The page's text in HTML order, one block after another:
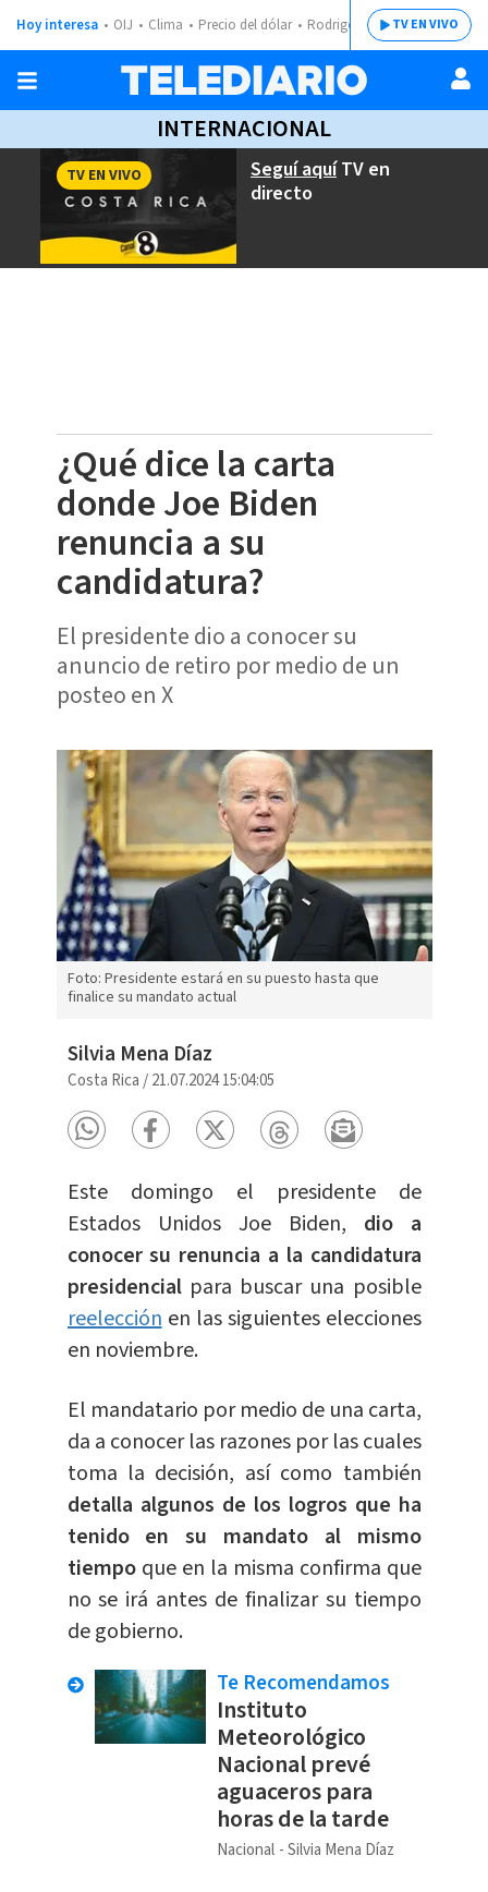
Hoy interesa OIJ Clima Precio del dólar Rodrigo ChavesTV EN VIVO
INTERNACIONAL
Seguí aquíTV en
directo
TV EN VIVO
¿Qué dice la carta
donde Joe Biden
renuncia a su
candidatura?
El presidente dio a conocer su
anuncio de retiro por medio de un
posteo en X
Foto: Presidente estará en su puesto hasta que
finalice su mandato actual
Silvia Mena Díaz
Costa Rica /21.07.2024 15:04:05
Este domingo el presidente de
Estados Unidos Joe Biden, dio a
conocer su renuncia a la candidatura
presidencial para buscar una posible
reelecciónen las siguientes elecciones
en noviembre.
El mandatario por medio de una carta,
da a conocer las razones por las cuales
toma la decisión, así como también
detalla algunos de los logros que ha
tenido en su mandato al mismo
tiempoque en la misma confirma que
no se irá antes de finalizar su tiempo
de gobierno.
Te Recomendamos
Instituto
Meteorológico
Nacional prevé
aguaceros para
horas de la tarde
Nacional Silvia Mena Díaz